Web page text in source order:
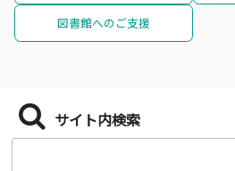
図書館へのご支援
サイト内検索